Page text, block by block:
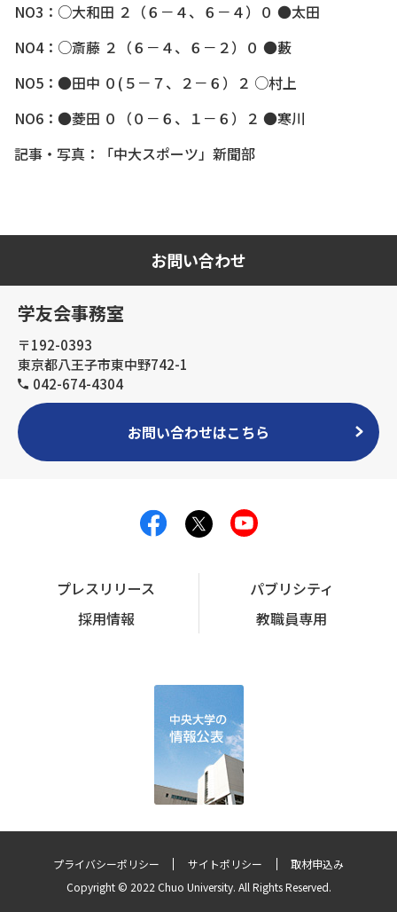
NO3：○大和田 ２（６－４、６－４）０ ●太田
NO4：○斎藤 ２（６－４、６－２）０ ●藪
NO5：●田中 ０(５－７、２－６）２ ○村上
NO6：●菱田 ０（０－６、１－６）２ ●寒川
記事・写真：「中大スポーツ」新聞部
お問い合わせ
学友会事務室
〒192-0393
東京都八王子市東中野742-1
042-674-4304
お問い合わせはこちら
プレスリリース
パブリシティ
採用情報
教職員専用
プライバシーポリシー サイトポリシー
取材申込み
Copyright © 2022 Chuo University. All Rights Reserved.